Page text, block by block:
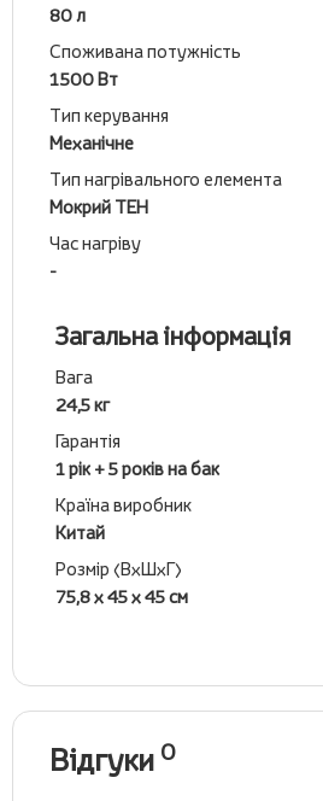
80 л
Споживана потужність
1500 Вт
Тип керування
Механічне
Тип нагрівального елемента
Мокрий ТЕН
Час нагріву
-
Загальна інформація
Вага
24,5 кг
Гарантія
1 рік + 5 років на бак
Країна виробник
Китай
Розмір (ВхШхГ)
75,8 х 45 х 45 см
Відгуки 0